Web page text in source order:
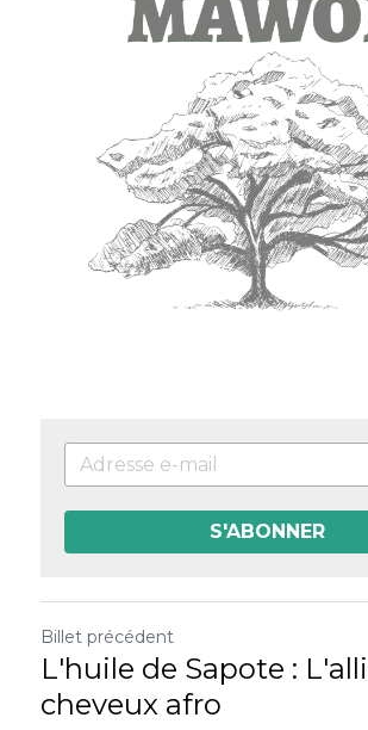
S'ABONNER
Billet précédent
L'huile de Sapote :
cheveux afro